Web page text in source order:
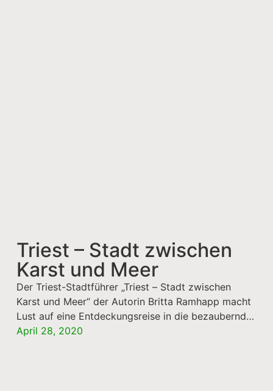
Triest – Stadt zwischen
Karst und Meer
Der Triest-Stadtführer „Triest – Stadt zwischen
Karst und Meer“ der Autorin Britta Ramhapp macht
Lust auf eine Entdeckungsreise in die bezaubernde
Stadt an der Adria.
April 28, 2020